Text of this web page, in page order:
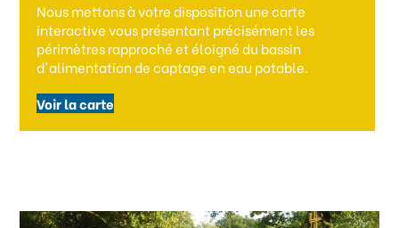
Nous mettons à votre disposition une carte
interactive vous présentant précisément les
périmètres rapproché et éloigné du bassin
d'alimentation de captage en eau potable.
Voir la carte